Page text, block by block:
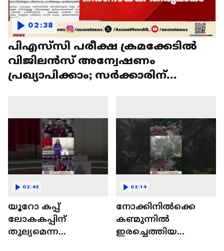
പിഎസ്‌സി പരീക്ഷ ക്രമക്കേടില്‍
വിജിലന്‍സ് അന്വേഷണം
പ്രഖ്യാപിക്കാം; സര്‍ക്കാരിന്
02:38
യൂറോ കപ്പ്
ലോകകപ്പിന്
തുല്യമെന്ന
02:43
നോക്കിനിൽക്കെ
കണ്മുന്നിൽ
ഇരച്ചെത്തിയ
02:14